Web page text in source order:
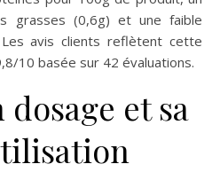
grasses (0,6g) et une faible
avis clients reflètent cette
10 basée sur 42 évaluations.
et sa